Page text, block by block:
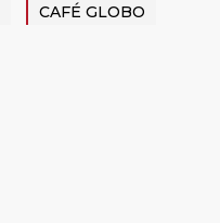
CAFÉ GLOBO